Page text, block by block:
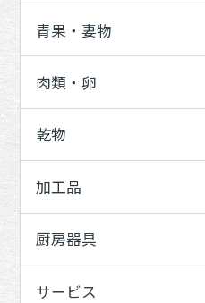
青果・妻物
肉類・卵
乾物
加工品
厨房器具
サービス